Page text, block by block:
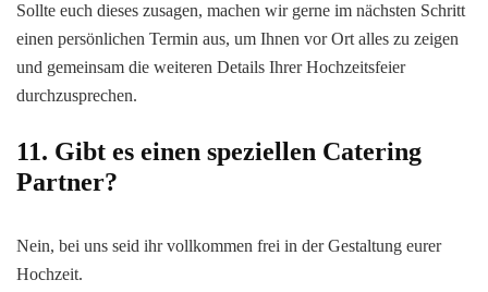
Sollte euch dieses zusagen, machen wir gerne im nächsten Schritt
einen persönlichen Termin aus, um Ihnen vor Ort alles zu zeigen
und gemeinsam die weiteren Details Ihrer Hochzeitsfeier
durchzusprechen.
11. Gibt es einen speziellen Catering
Partner?
Nein, bei uns seid ihr vollkommen frei in der Gestaltung eurer
Hochzeit.